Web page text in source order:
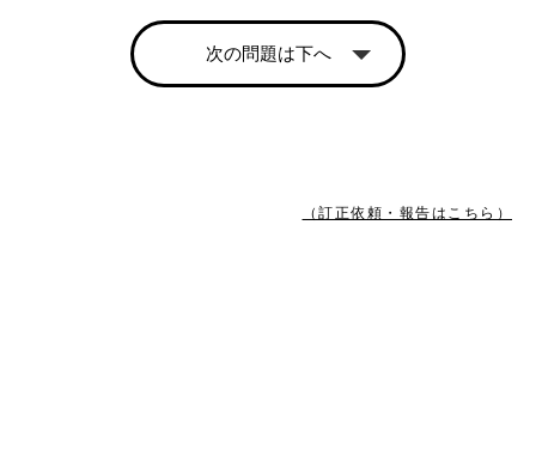
次の問題は下へ
（訂正依頼・報告はこちら）